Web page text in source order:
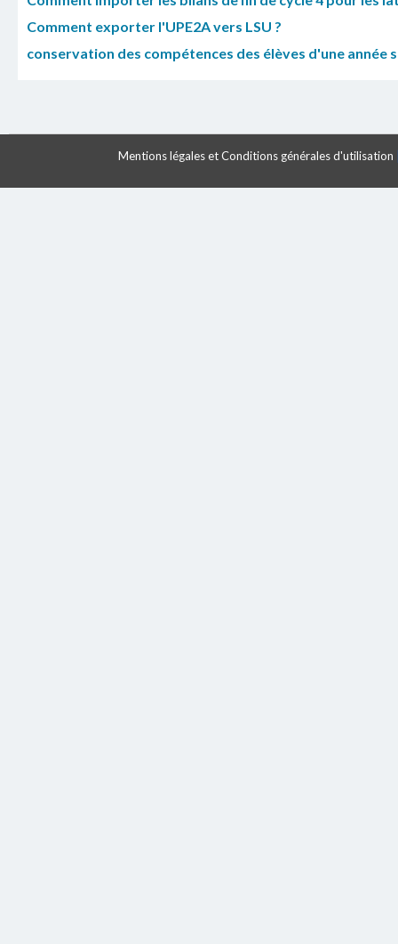
Comment exporter l'UPE2A vers LSU ?
conservation des compétences des élèves d'une année
Mentions légales et Conditions générales d'utilisation